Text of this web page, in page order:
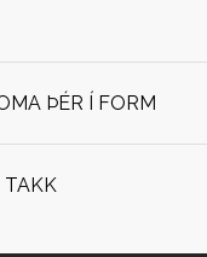
ÞÉR Í FORM
TAKK